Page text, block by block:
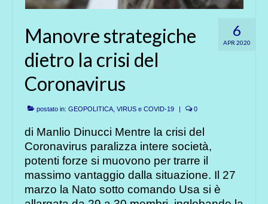
6
APR 2020
Manovre strategiche
dietro la crisi del
Coronavirus
postato in: GEOPOLITICA VIRUS e COVID-19 | 0
di Manlio Dinucci Mentre la crisi del
Coronavirus paralizza intere società,
potenti forze si muovono per trarre il
massimo vantaggio dalla situazione. Il 27
marzo la Nato sotto comando Usa si è